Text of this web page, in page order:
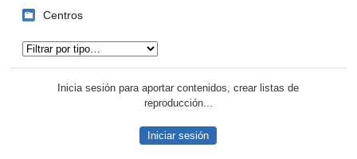
Centros
Inicia sesión para aportar contenidos, crear listas de
reproducción...
Iniciar sesión